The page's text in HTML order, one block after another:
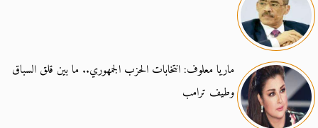
ماريا معلوف: انتخابات الحزب الجمهوري.. ما بين قلق السباق
وطيف ترامب